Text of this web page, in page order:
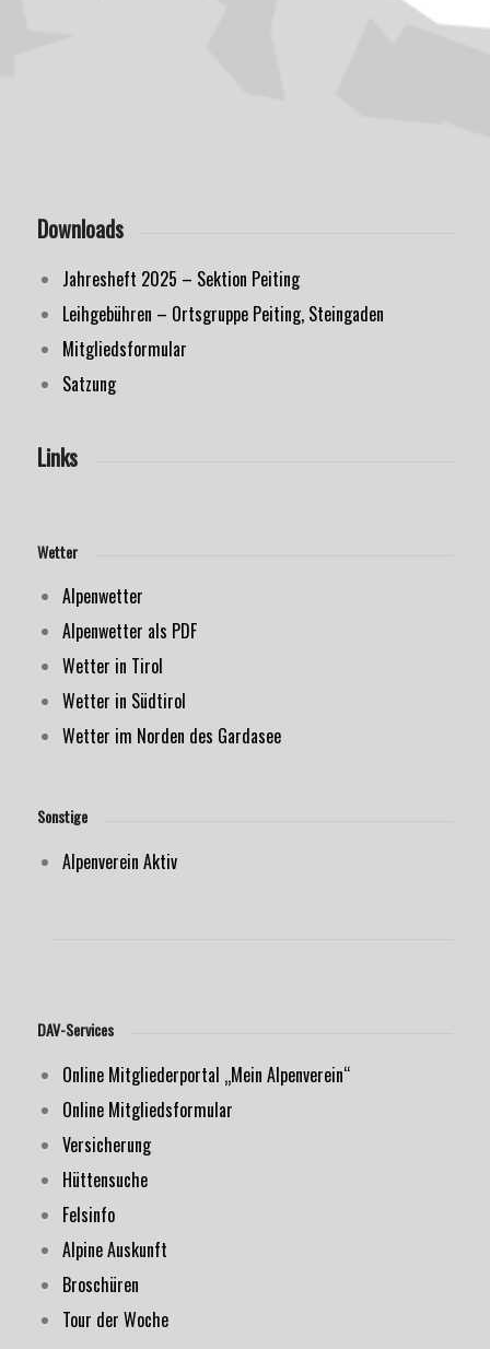
Downloads
Jahresheft 2025 – Sektion Peiting
Leihgebühren – Ortsgruppe Peiting, Steingaden
Mitgliedsformular
Satzung
Links
Wetter
Alpenwetter
Alpenwetter als PDF
Wetter in Tirol
Wetter in Südtirol
Wetter im Norden des Gardasee
Sonstige
Alpenverein Aktiv
DAV-Services
Online Mitgliederportal „Mein Alpenverein“
Online Mitgliedsformular
Versicherung
Hüttensuche
Felsinfo
Alpine Auskunft
Broschüren
Tour der Woche